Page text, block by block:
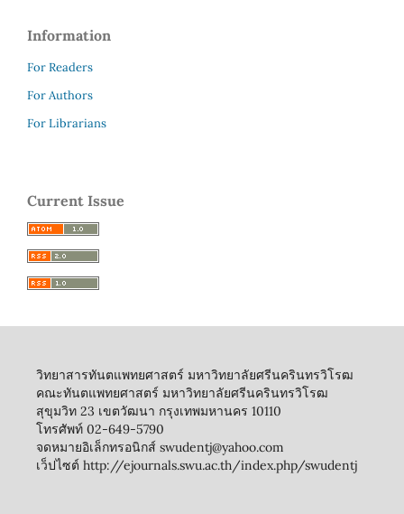
Information
For Readers
For Authors
For Librarians
Current Issue
วิทยาสารทันตแพทยศาสตร์ มหาวิทยาลัยศรีนครินทรวิโรฒ
คณะทันตแพทยศาสตร์ มหาวิทยาลัยศรีนครินทรวิโรฒ
สุขุมวิท 23 เขตวัฒนา กรุงเทพมหานคร 10110
โทรศัพท์ 02-649-5790
จดหมายอิเล็กทรอนิกส์ swudentj@yahoo.com
เว็ปไซต์ http://ejournals.swu.ac.th/index.php/swudentj